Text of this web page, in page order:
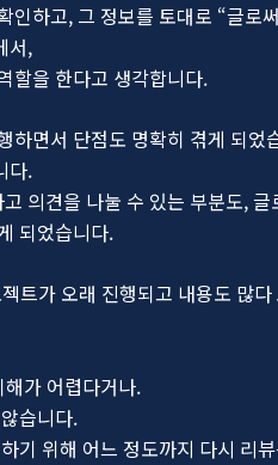
하고, 그 정보를 토대로 “글로
서,
할을 한다고 생각합니다.
하면서 단점도 명확히 겪게 되었
다.
의견을 나눌 수 있는 부분도,
되었습니다.
트가 오래 진행되고 내용도 많
가 어렵다거나.
습니다.
기 위해 어느 정도까지 다시 리